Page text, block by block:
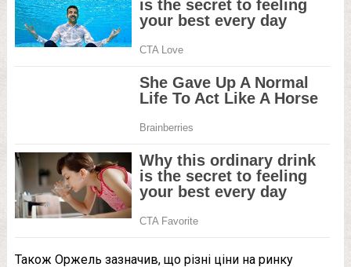
Також Оржель зазначив, що різні ціни на ринку